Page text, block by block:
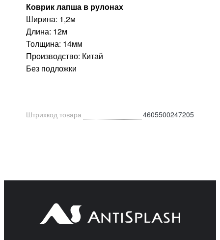
Коврик лапша в рулонах
Ширина: 1,2м
Длина: 12м
Толщина: 14мм
Производство: Китай
Без подложки
Штрихкод товара 4605500247205